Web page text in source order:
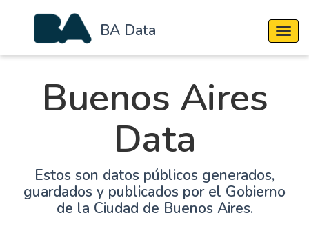
BA Data
Buenos Aires
Data
Estos son datos públicos generados,
guardados y publicados por el Gobierno
de la Ciudad de Buenos Aires.